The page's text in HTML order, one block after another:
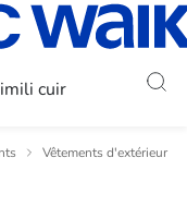
cuir
Vêtements d'extérieur